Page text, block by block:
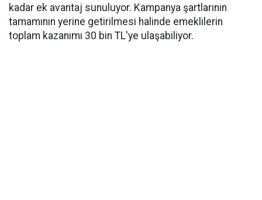
kadar ek avantaj sunuluyor. Kampanya şartlarının
tamamının yerine getirilmesi halinde emeklilerin
toplam kazanımı 30 bin TL'ye ulaşabiliyor.